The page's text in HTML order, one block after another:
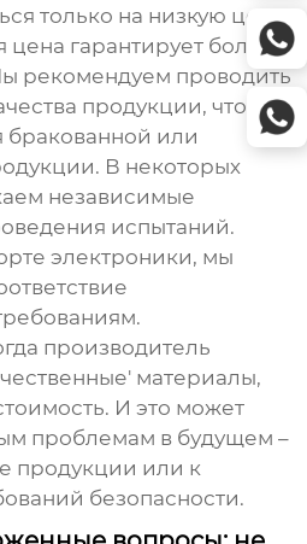
только на низкую цену.
цена гарантирует более
рекомендуем проводить
продукции, чтобы
бракованной или
В некоторых
независимые
испытаний.
электроники, мы
производитель
материалы,
И это может
проблемам в будущем –
продукции или к
безопасности.